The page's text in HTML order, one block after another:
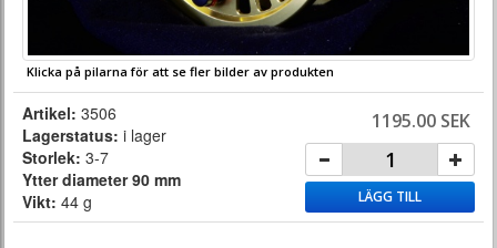
Klicka på pilarna för att se fler bilder av produkten
Artikel: 3506
Lagerstatus: i lager
Storlek: 3-7
Ytter diameter 90 mm
Vikt: 44 g
1195.00 SEK
LÄGG TILL